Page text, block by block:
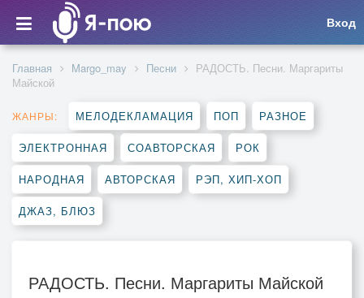
Вход
Главная Margo_may Песни
РАДОСТЬ. Песни. Маргариты
Майской
ЖАНРЫ: МЕЛОДЕКЛАМАЦИЯ ПОП РАЗНОЕ
ЭЛЕКТРОННАЯ СОАВТОРСКАЯ РОК
НАРОДНАЯ АВТОРСКАЯ РЭП, ХИП-ХОП
ДЖАЗ, БЛЮЗ
РАДОСТЬ. Песни. Маргариты Майской